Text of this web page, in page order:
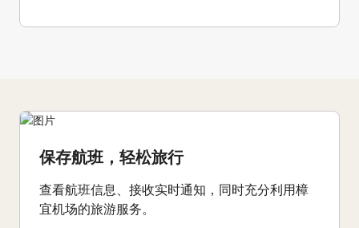
保存航班，轻松旅行
查看航班信息、接收实时通知，同时充分利用樟
宜机场的旅游服务。